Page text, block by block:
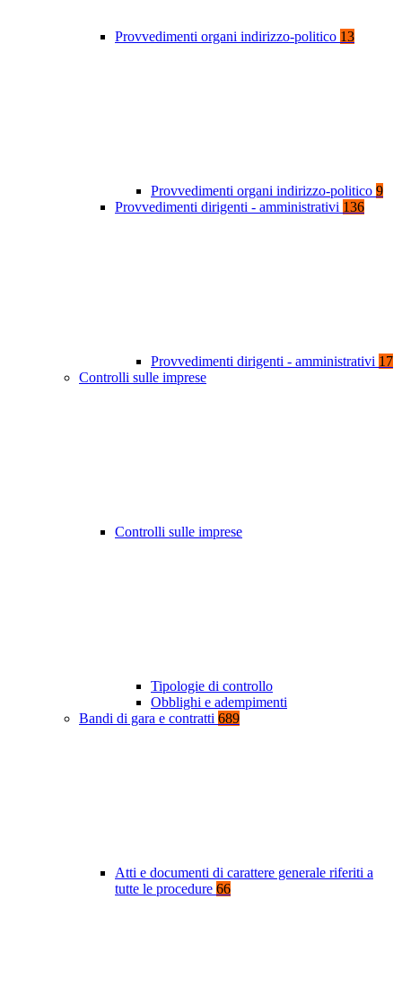
Provvedimenti organi indirizzo-politico 13
Provvedimenti organi indirizzo-politico 9
Provvedimenti dirigenti - amministrativi 136
Provvedimenti dirigenti - amministrativi 17
Controlli sulle imprese
Controlli sulle imprese
Tipologie di controllo
Obblighi e adempimenti
Bandi di gara e contratti 689
Atti e documenti di carattere generale riferiti a
tutte le procedure 66